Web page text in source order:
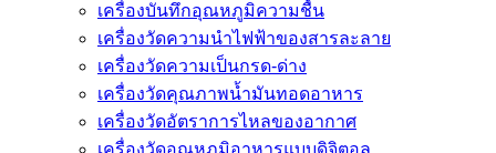
เครื่องบันทึกอุณหภูมิความชื้น
เครื่องวัดความนําไฟฟ้าของสารละลาย
เครื่องวัดความเป็นกรด-ด่าง
เครื่องวัดคุณภาพน้ำมันทอดอาหาร
เครื่องวัดอัตราการไหลของอากาศ
เครื่องวัดอุณหภูมิอาหารแบบดิจิตอล